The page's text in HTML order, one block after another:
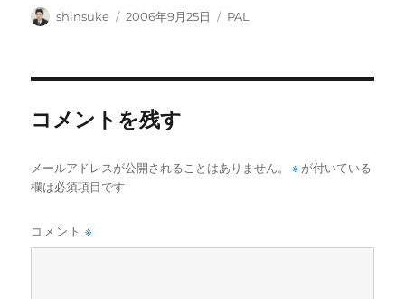
投
shinsuke
投
2006年9月25日
カ
PAL
コメントを残す
メールアドレスが公開されることはありません。 ※が付いている
欄は必須項目です
コメント※